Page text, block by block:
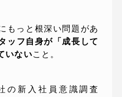
もっと根深い問題があ
ッフ自身が「成長して
いないこと。
の新入社員意識調査